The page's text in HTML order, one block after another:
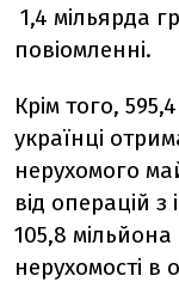
1,4 мільярда
повіомленні.
Крім того,
українці
нерухомого
від операцій
105,8
нерухомості в